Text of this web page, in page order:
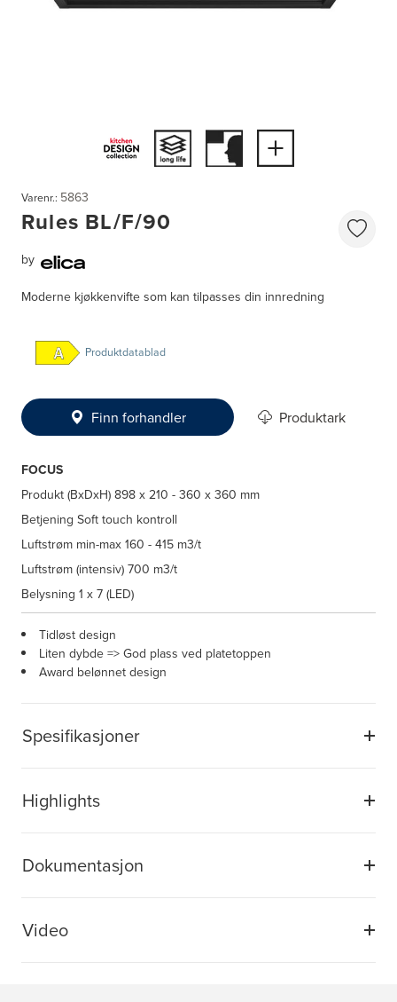
Spesifikasjoner
Highlights
Dokumentasjon
Video
Varenr.: 5863
Rules BL/F/90
by
Moderne kjøkkenvifte som kan tilpasses din innredning
Produktdatablad
Finn forhandler Produktark
FOCUS
Produkt (BxDxH) 898 x 210 - 360 x 360 mm
Betjening Soft touch kontroll
Luftstrøm min-max 160 - 415 m3/t
Luftstrøm (intensiv) 700 m3/t
Belysning 1 x 7 (LED)
Tidløst design
Liten dybde => God plass ved platetoppen
Award belønnet design